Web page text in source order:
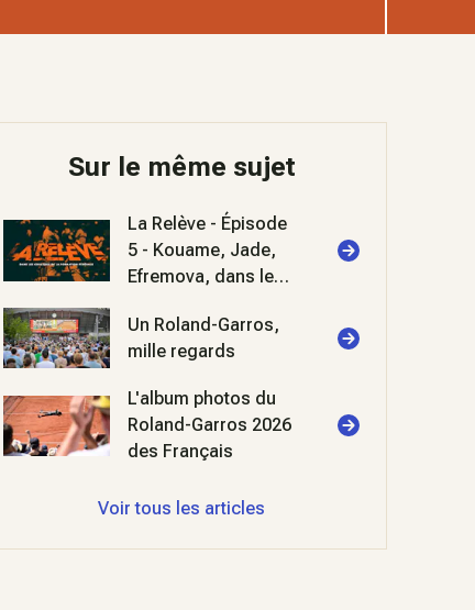
Sur le même sujet
La Relève - Épisode
5 - Kouame, Jade,
Efremova, dans les
Roland-Garros 2026
Un Roland-Garros,
mille regards
L'album photos du
Roland-Garros 2026
des Français
Voir tous les articles